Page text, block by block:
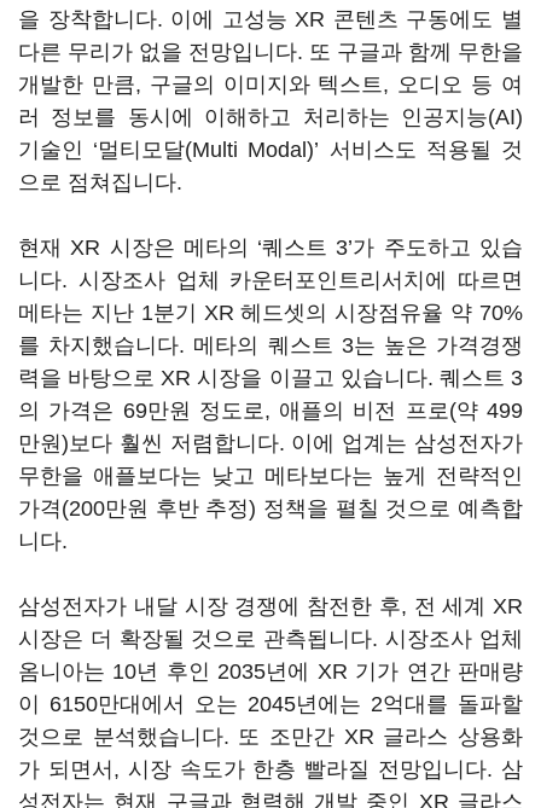
을 장착합니다. 이에 고성능 XR 콘텐츠 구동에도 별
다른 무리가 없을 전망입니다. 또 구글과 함께 무한을
개발한 만큼, 구글의 이미지와 텍스트, 오디오 등 여
러 정보를 동시에 이해하고 처리하는 인공지능(AI)
기술인 ‘멀티모달(Multi Modal)’ 서비스도 적용될 것
으로 점쳐집니다.
현재 XR 시장은 메타의 ‘퀘스트 3’가 주도하고 있습
니다. 시장조사 업체 카운터포인트리서치에 따르면
메타는 지난 1분기 XR 헤드셋의 시장점유율 약 70%
를 차지했습니다. 메타의 퀘스트 3는 높은 가격경쟁
력을 바탕으로 XR 시장을 이끌고 있습니다. 퀘스트 3
의 가격은 69만원 정도로, 애플의 비전 프로(약 499
만원)보다 훨씬 저렴합니다. 이에 업계는 삼성전자가
무한을 애플보다는 낮고 메타보다는 높게 전략적인
가격(200만원 후반 추정) 정책을 펼칠 것으로 예측합
니다.
삼성전자가 내달 시장 경쟁에 참전한 후, 전 세계 XR
시장은 더 확장될 것으로 관측됩니다. 시장조사 업체
옴니아는 10년 후인 2035년에 XR 기가 연간 판매량
이 6150만대에서 오는 2045년에는 2억대를 돌파할
것으로 분석했습니다. 또 조만간 XR 글라스 상용화
가 되면서, 시장 속도가 한층 빨라질 전망입니다. 삼
성전자는 현재 구글과 협력해 개발 중인 XR 글라스